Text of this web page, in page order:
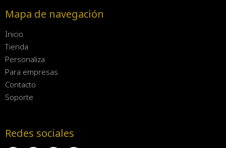
Mapa de navegación
Inicio
Tienda
Personaliza
Para empresas
Contacto
Soporte
Redes sociales